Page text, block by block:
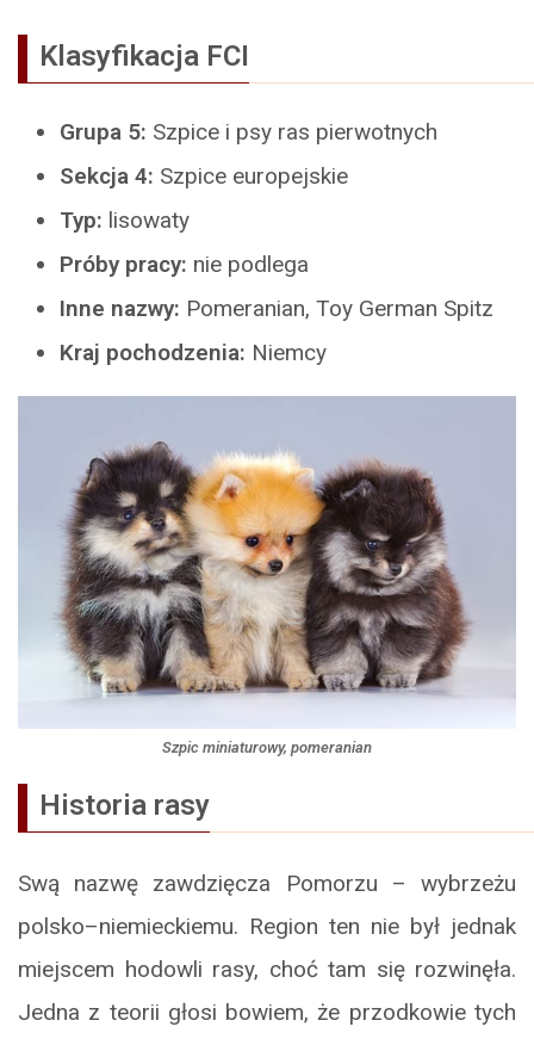
Klasyfikacja FCI
Grupa 5: Szpice i psy ras pierwotnych
Sekcja 4: Szpice europejskie
Typ: lisowaty
Próby pracy: nie podlega
Inne nazwy: Pomeranian, Toy German Spitz
Kraj pochodzenia: Niemcy
Szpic miniaturowy, pomeranian
Historia rasy
Swą nazwę zawdzięcza Pomorzu – wybrzeżu
polsko–niemieckiemu. Region ten nie był jednak
miejscem hodowli rasy, choć tam się rozwinęła.
Jedna z teorii głosi bowiem, że przodkowie tych